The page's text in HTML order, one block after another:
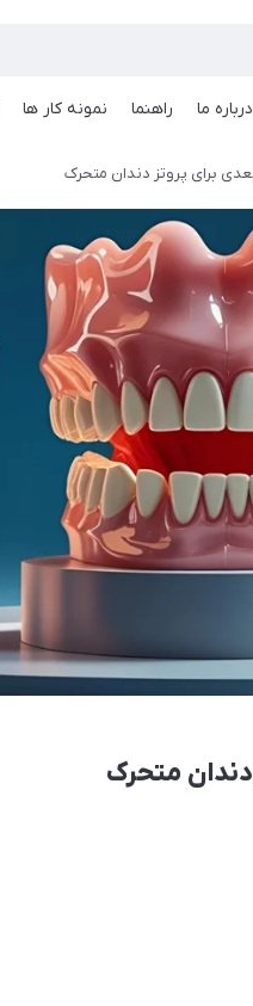
درباره ما راهنما نمونه کار ها